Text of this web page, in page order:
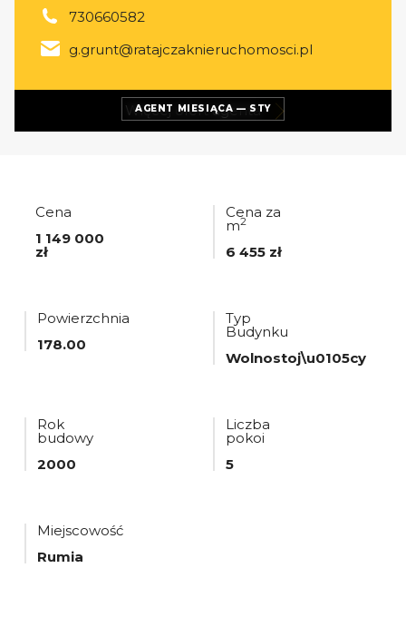
AGENT MIESIĄCA — STY
730660582
g.grunt@ratajczaknieruchomosci.pl
Więcej ofertagenta
Cena
1 149 000
zł
Cena za
m2
6 455 zł
Powierzchnia
178.00
Typ
Budynku
Wolnostoj\u0105cy
Rok
budowy
2000
Liczba
pokoi
5
Miejscowość
Rumia